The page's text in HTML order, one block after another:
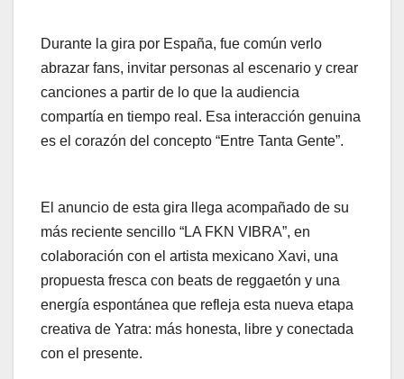
Durante la gira por España, fue común verlo
abrazar fans, invitar personas al escenario y crear
canciones a partir de lo que la audiencia
compartía en tiempo real. Esa interacción genuina
es el corazón del concepto “Entre Tanta Gente”.
El anuncio de esta gira llega acompañado de su
más reciente sencillo “LA FKN VIBRA”, en
colaboración con el artista mexicano Xavi, una
propuesta fresca con beats de reggaetón y una
energía espontánea que refleja esta nueva etapa
creativa de Yatra: más honesta, libre y conectada
con el presente.